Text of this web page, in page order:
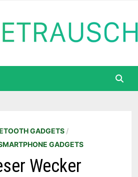
GADGETS/
GADGETS
Wecker